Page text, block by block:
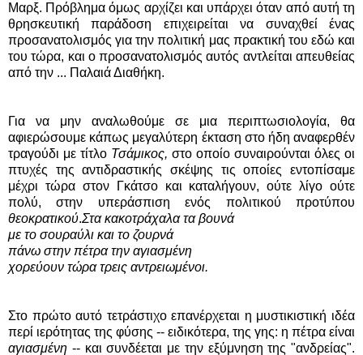
Μαρξ. Πρόβλημα όμως αρχίζει και υπάρχει όταν από αυτή τη
θρησκευτική παράδοση επιχειρείται να συναχθεί ένας
προσανατολισμός για την πολιτική μας πρακτική του εδώ και
του τώρα, και ο προσανατολισμός αυτός αντλείται απευθείας
από την ... Παλαιά Διαθήκη.
Για να μην αναλωθούμε σε μια περιπτωσιολογία, θα
αφιερώσουμε κάπως μεγαλύτερη έκταση στο ήδη αναφερθέν
τραγούδι με τίτλο Τσάμικος, στο οποίο συναιρούνται όλες οι
πτυχές της αντιδραστικής σκέψης τις οποίες εντοπίσαμε
μέχρι τώρα στον Γκάτσο και καταλήγουν, ούτε λίγο ούτε
πολύ, στην υπεράσπιση ενός πολιτικού προτύπου
θεοκρατικού.Στα κακοτράχαλα τα βουνά
με το σουραύλι και το ζουρνά
πάνω στην πέτρα την αγιασμένη
χορεύουν τώρα τρεις αντρειωμένοι.
Στο πρώτο αυτό τετράστιχο επανέρχεται η μυστικιστική ιδέα
περί ιερότητας της φύσης -- ειδικότερα, της γης: η πέτρα είναι
αγιασμένη -- και συνδέεται με την εξύμνηση της "ανδρείας".